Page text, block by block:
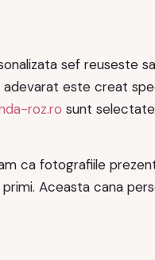
sef reuseste
este creat
roz.ro sunt
ca fotografiile
Aceasta cana